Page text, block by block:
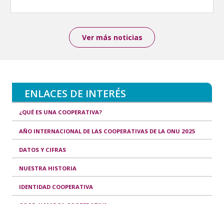
Ver más noticias
ENLACES DE INTERÉS
¿QUÉ ES UNA COOPERATIVA?
AÑO INTERNACIONAL DE LAS COOPERATIVAS DE LA ONU 2025
DATOS Y CIFRAS
NUESTRA HISTORIA
IDENTIDAD COOPERATIVA